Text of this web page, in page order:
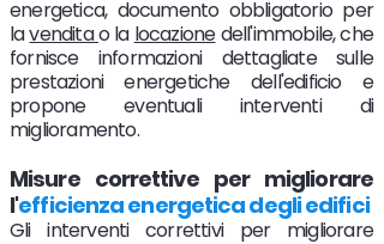
energetica, documento obbligatorio per
lavenditao la locazionedell'immobile, che
fornisce informazioni dettagliate sulle
prestazioni energetiche dell'edificio e
propone eventuali interventi di
miglioramento.
Misure correttive per migliorare
l'efficienza energetica degli edifici
Gli interventi correttivi per migliorare